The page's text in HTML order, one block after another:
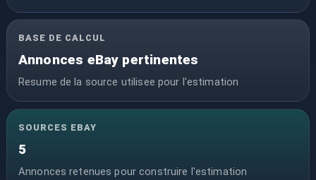
BASE DE CALCUL
Annonces eBay pertinentes
Resume de la source utilisee pour l'estimation
SOURCES EBAY
5
Annonces retenues pour construire l'estimation